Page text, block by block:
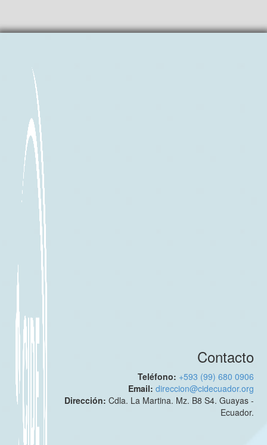
Contacto
Teléfono: +593 (99) 680 0906
Email:direccion@cidecuador.org
Dirección:Cdla. La Martina. Mz. B8 S4. Guayas -
Ecuador.